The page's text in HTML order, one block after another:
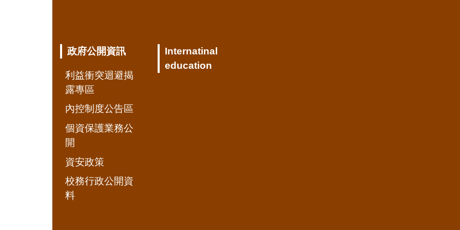
政府公開資訊
利益衝突迴避揭
露專區
內控制度公告區
個資保護業務公
開
資安政策
校務行政公開資
料
Internatinal
education